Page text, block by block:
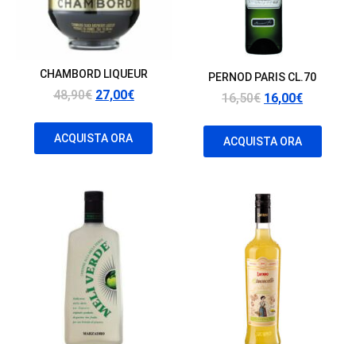
CHAMBORD LIQUEUR
48,90€ Il
originale
era:
27,00€Il
è:
ACQUISTA ORA
PERNOD PARIS CL.70
16,50€ Il
originale
era:
16,00€Il
è:
ACQUISTA ORA